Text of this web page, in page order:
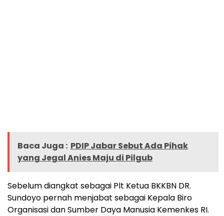
Baca Juga : PDIP Jabar Sebut Ada Pihak
yang Jegal Anies Maju di Pilgub
Sebelum diangkat sebagai Plt Ketua BKKBN DR.
Sundoyo pernah menjabat sebagai Kepala Biro
Organisasi dan Sumber Daya Manusia Kemenkes RI.